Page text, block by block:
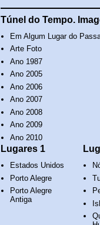
Túnel do Tempo.
Em Algum Lugar do
Arte Foto
Ano 1987
Ano 2005
Ano 2006
Ano 2007
Ano 2008
Ano 2009
Ano 2010
Lugares 1
Estados Unidos
Porto Alegre
Porto Alegre
Antiga